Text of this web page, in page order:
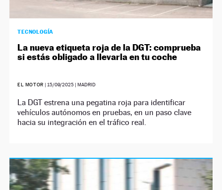
TECNOLOGÍA
La nueva etiqueta roja de la DGT: comprueba
si estás obligado a llevarla en tu coche
EL MOTOR | 15/09/2025| MADRID
La DGT estrena una pegatina roja para identificar
vehículos autónomos en pruebas, en un paso clave
hacia su integración en el tráfico real.